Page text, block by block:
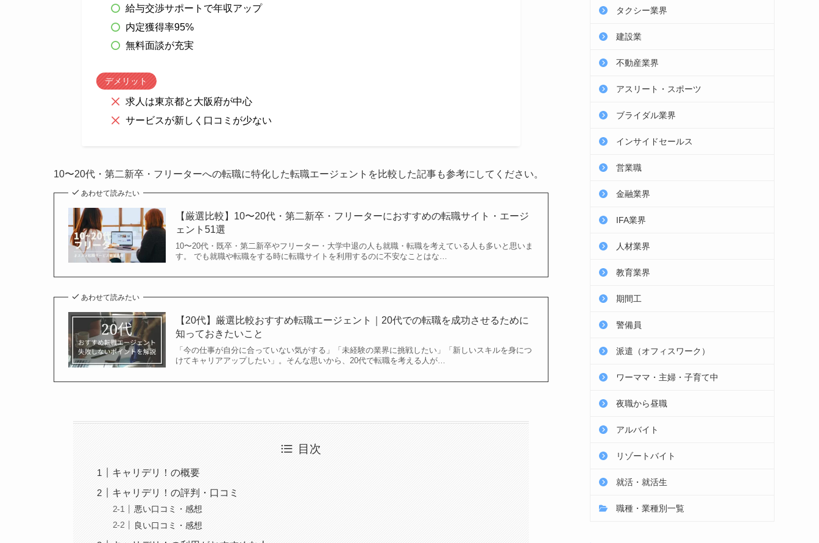
給与交渉サポートで年収アップ
内定獲得率95%
無料面談が充実
デメリット
求人は東京都と大阪府が中心
サービスが新しく口コミが少ない
10〜20代・第二新卒・フリーターへの転職に特化した転職エージェントを比較した記事も参考にしてください。
あわせて読みたい
【厳選比較】10〜20代・第二新卒・フリーターにおすすめの転職サイト・エージ
ェント51選
10〜20代・既卒・第二新卒やフリーター・大学中退の人も就職・転職を考えている人も多いと思いま
す。 でも就職や転職をする時に転職サイトを利用するのに不安なことはな…
あわせて読みたい
【20代】厳選比較おすすめ転職エージェント｜20代での転職を成功させるために
知っておきたいこと
「今の仕事が自分に合っていない気がする」「未経験の業界に挑戦したい」「新しいスキルを身につ
けてキャリアアップしたい」。そんな思いから、20代で転職を考える人が…
目次
キャリデリ！の概要
キャリデリ！の評判・口コミ
悪い口コミ・感想
良い口コミ・感想
タクシー業界
建設業
不動産業界
アスリート・スポーツ
ブライダル業界
インサイドセールス
営業職
金融業界
IFA業界
人材業界
教育業界
期間工
警備員
派遣（オフィスワーク）
ワーママ・主婦・子育て中
夜職から昼職
アルバイト
リゾートバイト
就活・就活生
職種・業種別一覧